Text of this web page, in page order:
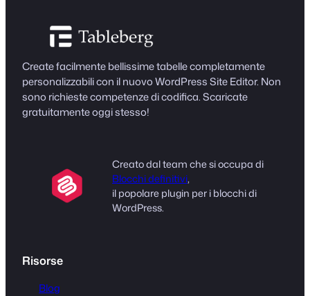
Create facilmente bellissime tabelle completamente
personalizzabili con il nuovo WordPress Site Editor. Non
sono richieste competenze di codifica. Scaricate
gratuitamente oggi stesso!
Creato dal team che si occupa di
Blocchi definitivi,
il popolare plugin per i blocchi di
WordPress.
Risorse
Blog